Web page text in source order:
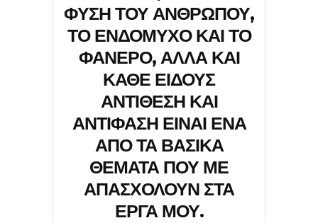
ΦΥΣΗ ΤΟΥ ΑΝΘΡΩΠΟΥ,
ΤΟ ΕΝΔΟΜΥΧΟ ΚΑΙ ΤΟ
ΦΑΝΕΡΟ, ΑΛΛΑ ΚΑΙ
ΚΑΘΕ ΕΙΔΟΥΣ
ΑΝΤΙΘΕΣΗ ΚΑΙ
ΑΝΤΙΦΑΣΗ ΕΙΝΑΙ ΕΝΑ
ΑΠΟ ΤΑ ΒΑΣΙΚΑ
ΘΕΜΑΤΑ ΠΟΥ ΜΕ
ΑΠΑΣΧΟΛΟΥΝ ΣΤΑ
ΕΡΓΑ ΜΟΥ.